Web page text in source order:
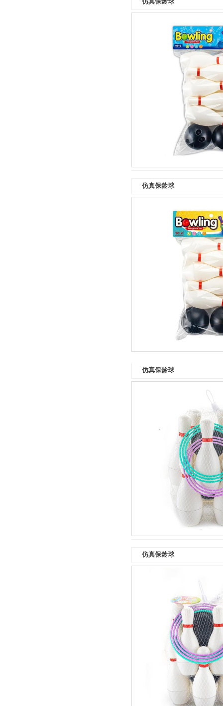
仿真保龄球
仿真保龄球
仿真保龄球